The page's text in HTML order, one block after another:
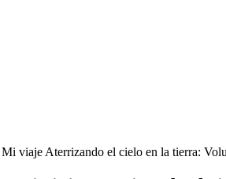
viaje Aterrizando el cielo en la tierra: